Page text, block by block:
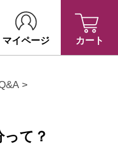
マイページ カート
て？